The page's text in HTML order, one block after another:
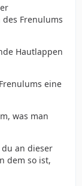
Frenulums
Hautlappen
eine
was man
an dieser
dem so ist,